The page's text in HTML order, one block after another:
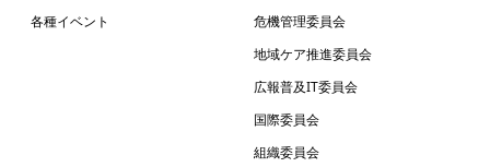
各種イベント
危機管理委員会
地域ケア推進委員会
広報普及IT委員会
国際委員会
組織委員会